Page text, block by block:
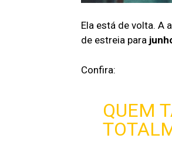
Ela está de volta. A
de estreia para
Confira:
QUEM